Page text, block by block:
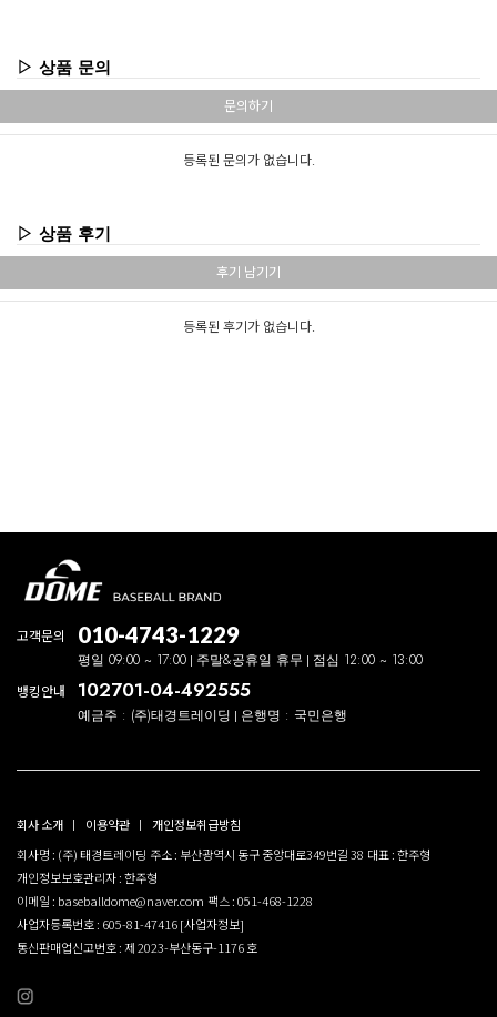
▷ 상품 문의
문의하기
등록된 문의가 없습니다.
▷ 상품 후기
후기 남기기
등록된 후기가 없습니다.
고객문의 010-4743-1229
평일 09:00 ~ 17:00 주말&공휴일 휴무 점심 12:00 ~ 13:00
뱅킹안내 102701-04-492555
예금주 : (주)태경트레이딩 은행명 : 국민은행
회사 소개 이용약관
개인정보취급방침
회사명 : (주) 태경트레이딩 주소 : 부산광역시 동구 중앙대로349번길 38 대표 : 한주형
개인정보보호관리자 : 한주형
이메일 : baseballdome@naver.com 팩스 : 051-468-1228
사업자등록번호 : 605-81-47416[사업자정보]
통신판매업신고번호 : 제 2023-부산동구-1176 호